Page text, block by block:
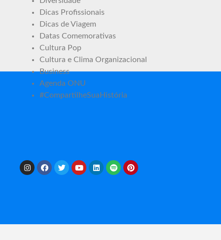
Dicas Profissionais
Dicas de Viagem
Datas Comemorativas
Cultura Pop
Cultura e Clima Organizacional
Business
Agenda ONU
#CompartilheSuaHistória